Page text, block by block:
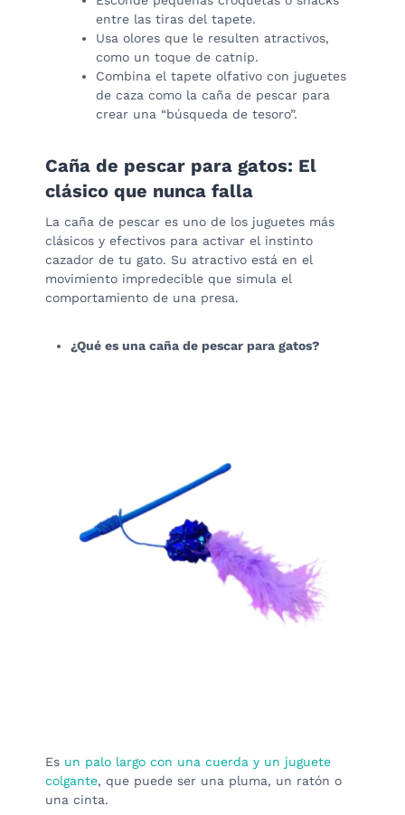
entre las tiras del tapete.
Usa olores que le resulten atractivos,
como un toque de catnip.
Combina el tapete olfativo con juguetes
de caza como la caña de pescar para
crear una “búsqueda de tesoro”.
Caña de pescar para gatos: El
clásico que nunca falla
La caña de pescar es uno de los juguetes más
clásicos y efectivos para activar el instinto
cazador de tu gato. Su atractivo está en el
movimiento impredecible que simula el
comportamiento de una presa.
¿Qué es una caña de pescar para gatos?
Es un palo largo con una cuerda y un juguete
colgante, que puede ser una pluma, un ratón o
una cinta.